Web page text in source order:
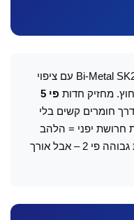
חדות פי 5
קשים בלי
יפני = הלהב
הרחב הטוב בשוק הישראלי. העלות גבוהה פי 2 – אבל אורך